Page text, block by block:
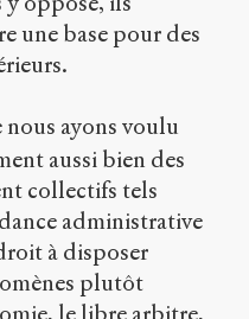
une base pour des
ayons voulu
aussi bien des
collectifs tels
administrative
à disposer
plutôt
le libre arbitre,